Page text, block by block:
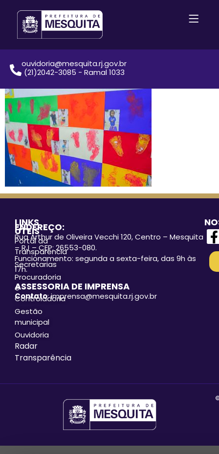
ouvidoria@mesquita.rj.gov.br
(21)2042-3085 - Ramal 1033
LINKS
ÚTEIS
Portal da
Transparência
Secretarias
Procuradoria
e
Controladoria
Gestão
municipal
Ouvidoria
Radar
Transparência
ENDEREÇO:
Rua Arthur de Oliveira Vecchi 120, Centro – Mesquita
– RJ – CEP: 26553-080.
Funcionamento: segunda a sexta-feira, das 9h às
17h.
ASSESSORIA DE IMPRENSA
Contato: imprensa@mesquita.rj.gov.br